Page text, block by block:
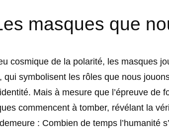
masques que
cosmique de la polarité, les masques
qui symbolisent les rôles que nous
Mais à mesure que l’épreuve de
commencent à tomber, révélant la
: Combien de temps l’humanité